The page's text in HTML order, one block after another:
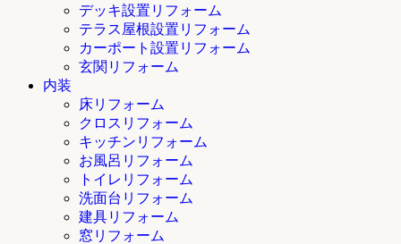
デッキ設置リフォーム
テラス屋根設置リフォーム
カーポート設置リフォーム
玄関リフォーム
内装
床リフォーム
クロスリフォーム
キッチンリフォーム
お風呂リフォーム
トイレリフォーム
洗面台リフォーム
建具リフォーム
窓リフォーム